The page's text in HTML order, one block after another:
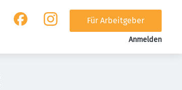
Für Arbeitgeber
Anmelden